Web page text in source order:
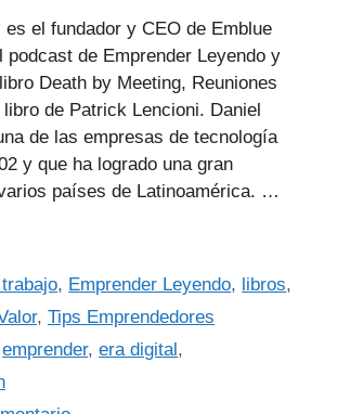
es el fundador y CEO de Emblue
podcast de Emprender Leyendo y
Death by Meeting, Reuniones
de Patrick Lencioni. Daniel
de las empresas de tecnología
y que ha logrado una gran
países de Latinoamérica. …
, Emprender Leyendo, libros,
, Tips Emprendedores
emprender,era digital,